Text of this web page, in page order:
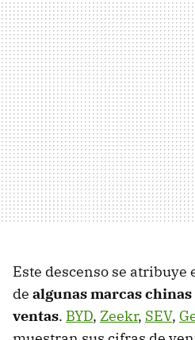
Este descenso se atribuye
de algunas marcas
ventas. BYD, Zeekr, SEV,